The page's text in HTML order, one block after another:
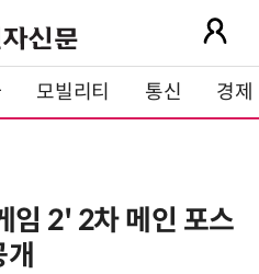
모빌리티 통신 경제
임 2' 2차 메인 포스